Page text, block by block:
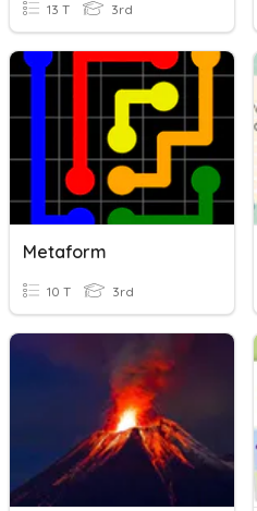
13 T 3rd
Metaform
10 T 3rd